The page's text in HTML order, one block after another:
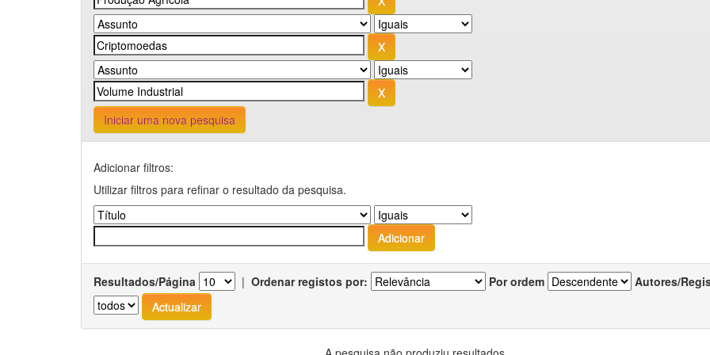
Iniciar uma nova pesquisa
Adicionar filtros:
Utilizar filtros para refinar o resultado da pesquisa.
Resultados/Página | Ordenar registos por: Por ordem Autores/